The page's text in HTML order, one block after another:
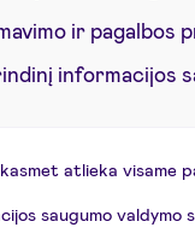
ir pagalbos
informacijos
atlieka visame
saugumo